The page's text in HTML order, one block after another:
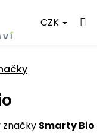
CZK
značky Smarty Bio